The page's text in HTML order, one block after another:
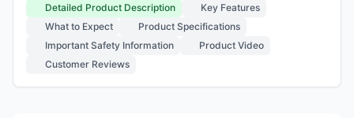
Detailed Product Description
Key Features
What to Expect
Product Specifications
Important Safety Information
Product Video
Customer Reviews